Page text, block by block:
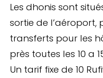
Les dhonis sont
sortie de l’aéroport,
transferts pour les
près toutes les 10 a
Un tarif fixe de 10